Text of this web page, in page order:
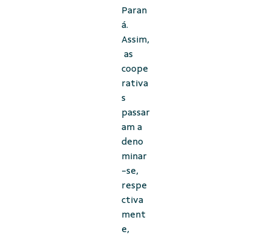
Paran
á.
Assim,
as
coope
rativa
s
passar
am a
deno
minar
-se,
respe
ctiva
ment
e,